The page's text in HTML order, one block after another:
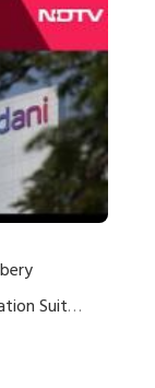
Suit